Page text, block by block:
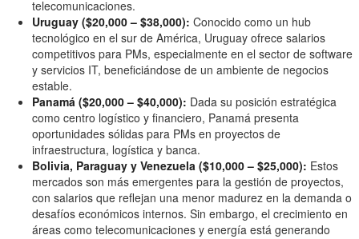
telecomunicaciones.
Uruguay ($20,000 – $38,000): Conocido como un hub
tecnológico en el sur de América, Uruguay ofrece salarios
competitivos para PMs, especialmente en el sector de software
y servicios IT, beneficiándose de un ambiente de negocios
estable.
Panamá ($20,000 – $40,000): Dada su posición estratégica
como centro logístico y financiero, Panamá presenta
oportunidades sólidas para PMs en proyectos de
infraestructura, logística y banca.
Bolivia, Paraguay y Venezuela ($10,000 – $25,000): Estos
mercados son más emergentes para la gestión de proyectos,
con salarios que reflejan una menor madurez en la demanda o
desafíos económicos internos. Sin embargo, el crecimiento en
áreas como telecomunicaciones y energía está generando